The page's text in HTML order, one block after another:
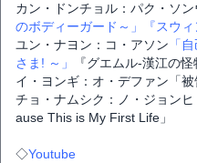
カン・ドンチョル：パク・ソン
のボディーガード～」
『スウ
ユン・ナヨン：コ・アソン 「
さま! ～」
『グエムル-漢江の怪
イ・ヨンギ：オ・デファン「被
チョ・ナムシク：ノ・ジョン
ause This is My First Life」
◇Youtube